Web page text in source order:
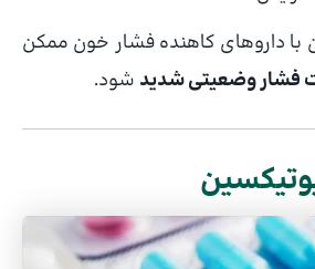
داروهای کاهنده فشار خون ممکن
فشار وضعیتی شدید شود.